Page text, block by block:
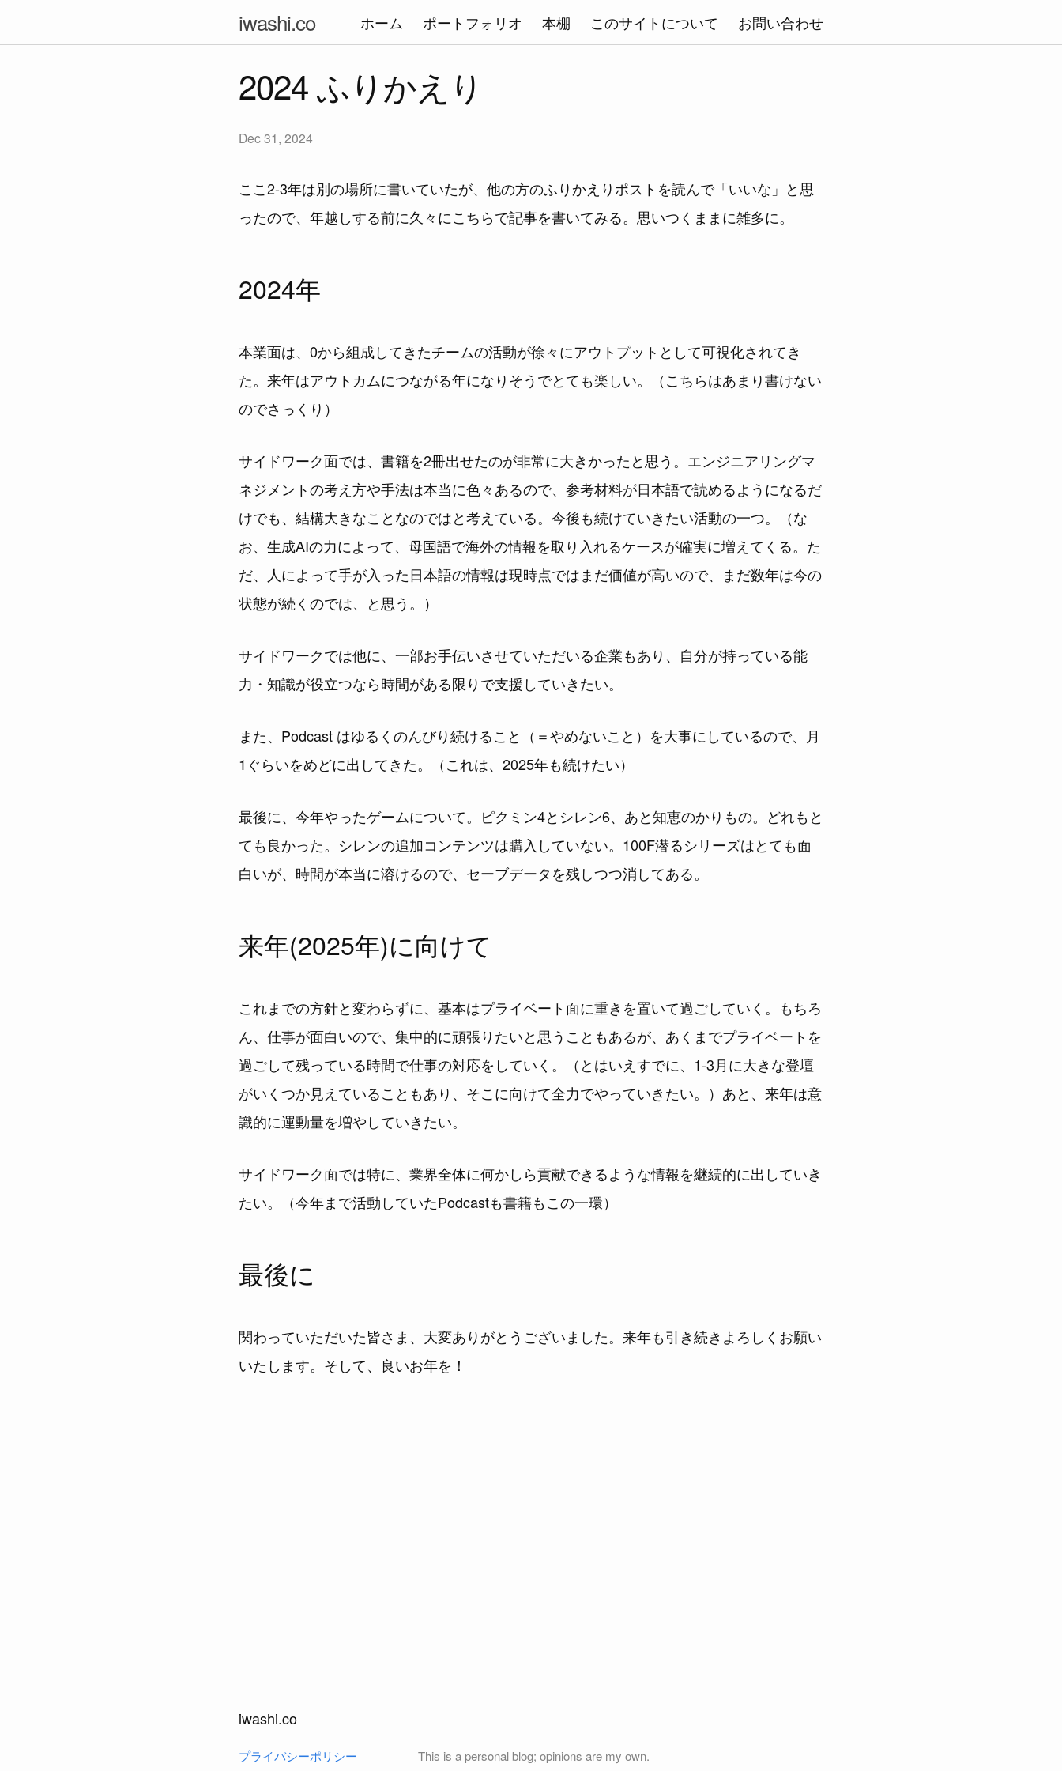
iwashi.co ホーム ポートフォリオ 本棚 このサイトについて お問い合わせ
2024 ふりかえり
Dec 31, 2024
ここ2-3年は別の場所に書いていたが、他の方のふりかえりポストを読んで「いいな」と思
ったので、年越しする前に久々にこちらで記事を書いてみる。思いつくままに雑多に。
2024年
本業面は、0から組成してきたチームの活動が徐々にアウトプットとして可視化されてき
た。来年はアウトカムにつながる年になりそうでとても楽しい。（こちらはあまり書けない
のでさっくり）
サイドワーク面では、書籍を2冊出せたのが非常に大きかったと思う。エンジニアリングマ
ネジメントの考え方や手法は本当に色々あるので、参考材料が日本語で読めるようになるだ
けでも、結構大きなことなのではと考えている。今後も続けていきたい活動の一つ。（な
お、生成AIの力によって、母国語で海外の情報を取り入れるケースが確実に増えてくる。た
だ、人によって手が入った日本語の情報は現時点ではまだ価値が高いので、まだ数年は今の
状態が続くのでは、と思う。）
サイドワークでは他に、一部お手伝いさせていただいる企業もあり、自分が持っている能
力・知識が役立つなら時間がある限りで支援していきたい。
また、Podcast はゆるくのんびり続けること（＝やめないこと）を大事にしているので、月
1ぐらいをめどに出してきた。（これは、2025年も続けたい）
最後に、今年やったゲームについて。ピクミン4とシレン6、あと知恵のかりもの。どれもと
ても良かった。シレンの追加コンテンツは購入していない。100F潜るシリーズはとても面
白いが、時間が本当に溶けるので、セーブデータを残しつつ消してある。
来年(2025年)に向けて
これまでの方針と変わらずに、基本はプライベート面に重きを置いて過ごしていく。もちろ
ん、仕事が面白いので、集中的に頑張りたいと思うこともあるが、あくまでプライベートを
過ごして残っている時間で仕事の対応をしていく。（とはいえすでに、1-3月に大きな登壇
がいくつか見えていることもあり、そこに向けて全力でやっていきたい。）あと、来年は意
識的に運動量を増やしていきたい。
サイドワーク面では特に、業界全体に何かしら貢献できるような情報を継続的に出していき
たい。（今年まで活動していたPodcastも書籍もこの一環）
最後に
関わっていただいた皆さま、大変ありがとうございました。来年も引き続きよろしくお願い
いたします。そして、良いお年を！
iwashi.co
プライバシーポリシー This is a personal blog; opinions are my own.